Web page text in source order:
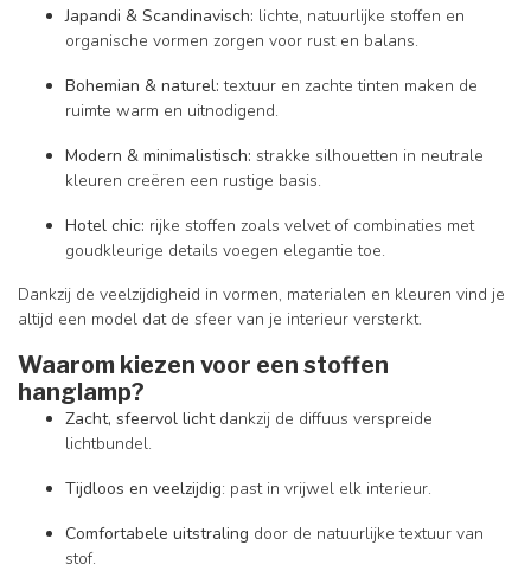
Japandi & Scandinavisch: lichte, natuurlijke stoffen en
organische vormen zorgen voor rust en balans.
Bohemian & naturel: textuur en zachte tinten maken de
ruimte warm en uitnodigend.
Modern & minimalistisch: strakke silhouetten in neutrale
kleuren creëren een rustige basis.
Hotel chic: rijke stoffen zoals velvet of combinaties met
goudkleurige details voegen elegantie toe.
Dankzij de veelzijdigheid in vormen, materialen en kleuren vind je
altijd een model dat de sfeer van je interieur versterkt.
Waarom kiezen voor een stoffen
hanglamp?
Zacht, sfeervol lichtdankzij de diffuus verspreide
lichtbundel.
Tijdloos en veelzijdig: past in vrijwel elk interieur.
Comfortabele uitstraling door de natuurlijke textuur van
stof.